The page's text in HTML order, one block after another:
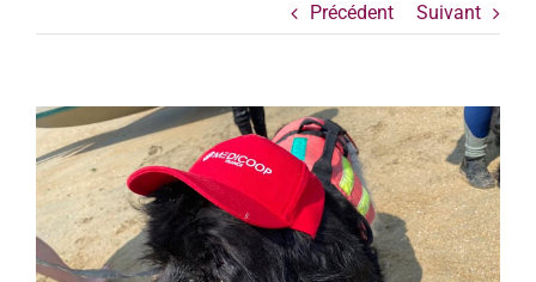
Précédent Suivant
Voir
l'image
agrandie